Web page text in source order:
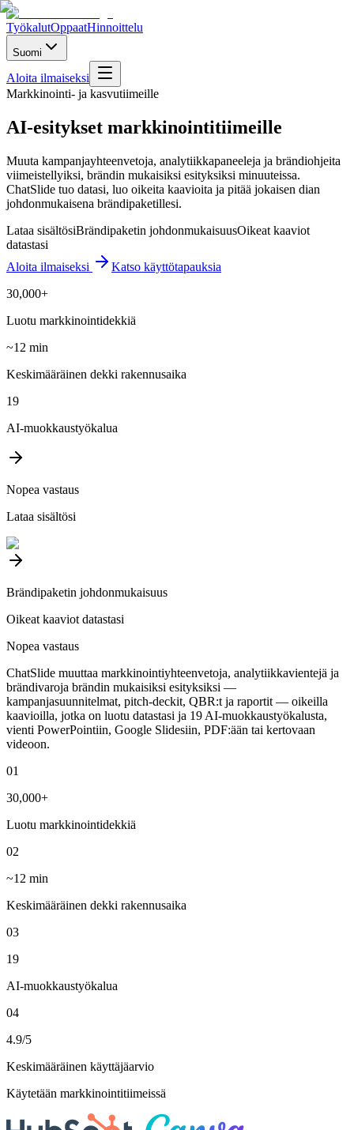
TyökalutOppaatHinnoittelu
Suomi
Aloita ilmaiseksi
Markkinointi- ja kasvutiimeille
AI-esitykset markkinointitiimeille
Muuta kampanjayhteenvetoja, analytiikkapaneeleja ja brändiohjeita
viimeistellyiksi, brändin mukaisiksi esityksiksi minuuteissa.
ChatSlide tuo datasi, luo oikeita kaavioita ja pitää jokaisen dian
johdonmukaisena brändipaketillesi.
Lataa sisältösiBrändipaketin johdonmukaisuusOikeat kaaviot
datastasi
Aloita ilmaiseksi
Katso käyttötapauksia
30,000+
Luotu markkinointidekkiä
~12 min
Keskimääräinen dekki rakennusaika
19
AI-muokkaustyökalua
Nopea vastaus
Lataa sisältösi
Brändipaketin johdonmukaisuus
Oikeat kaaviot datastasi
Nopea vastaus
ChatSlide muuttaa markkinointiyhteenvetoja, analytiikkavientejä ja
brändivaroja brändin mukaisiksi esityksiksi —
kampanjasuunnitelmat, pitch-deckit, QBR:t ja raportit — oikeilla
kaavioilla, jotka on luotu datastasi ja 19 AI-muokkaustyökalusta,
vienti PowerPointiin, Google Slidesiin, PDF:ään tai kertovaan
videoon.
01
30,000+
Luotu markkinointidekkiä
02
~12 min
Keskimääräinen dekki rakennusaika
03
19
AI-muokkaustyökalua
04
4.9/5
Keskimääräinen käyttäjäarvio
Käytetään markkinointitiimeissä